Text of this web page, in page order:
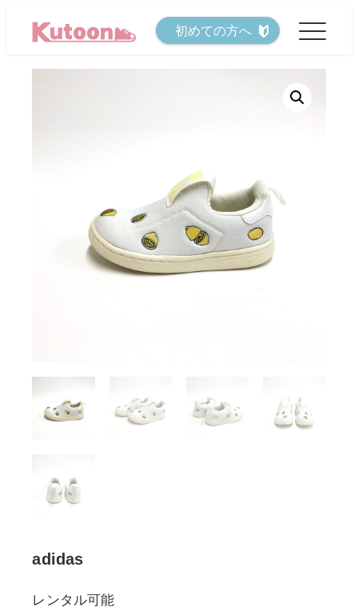
初めての方へ
adidas
レンタル可能